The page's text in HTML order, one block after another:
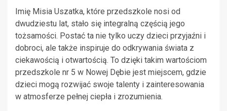
Imię Misia Uszatka, które przedszkole nosi od
dwudziestu lat, stało się integralną częścią jego
tożsamości. Postać ta nie tylko uczy dzieci przyjaźni i
dobroci, ale także inspiruje do odkrywania świata z
ciekawością i otwartością. To dzięki takim wartościom
przedszkole nr 5 w Nowej Dębie jest miejscem, gdzie
dzieci mogą rozwijać swoje talenty i zainteresowania
w atmosferze pełnej ciepła i zrozumienia.